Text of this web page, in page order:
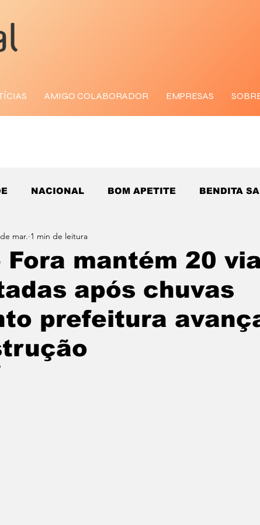
AMIGO COLABORADOR EMPRESAS
NACIONAL BOM APETITE BENDITA
Fora mantém 20
após chuvas
prefeitura
mar. 1 min de leitura